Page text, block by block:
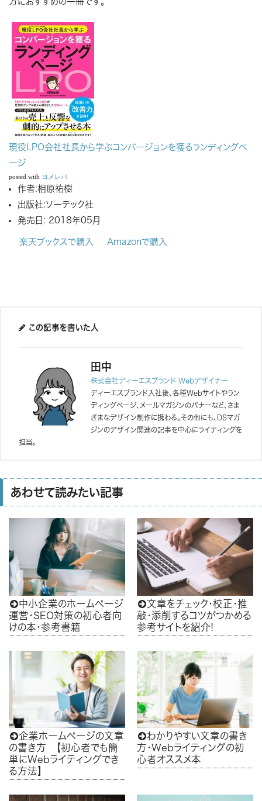
現役LPO会社社長から学ぶコンバージョンを獲るランディングペ
ージ
posted with ヨメレバ
作者:相原祐樹
出版社:ソーテック社
発売日: 2018年05月
楽天ブックスで購入 Amazonで購入
 この記事を書いた人
田中
株式会社ディーエスブランド Webデザイナー
ディーエスブランド入社後、各種Webサイトやラン
ディングページ、メールマガジンのバナーなど、さま
ざまなデザイン制作に携わる。その他にも、DSマガ
ジンのデザイン関連の記事を中心にライティングを
担当。
あわせて読みたい記事
中小企業のホームページ
運営・SEO対策の初心者向
けの本・参考書籍
文章をチェック・校正・推
敲・添削するコツがつかめる
参考サイトを紹介!
企業ホームページの文章
の書き方 【初心者でも簡
単にWebライティングでき
る方法】
わかりやすい文章の書き
方・Webライティングの初
心者オススメ本